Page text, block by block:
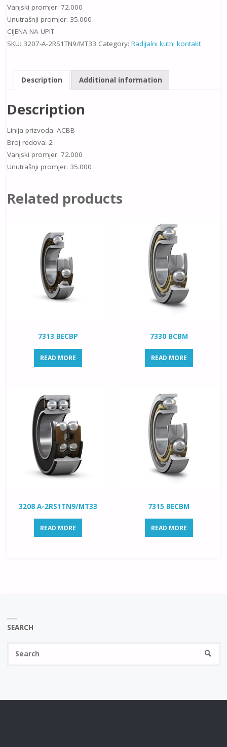
Vanjski promjer: 72.000
Unutrašnji promjer: 35.000
CIJENA NA UPIT
SKU: 3207-A-2RS1TN9/MT33 Category: Radijalni kutni kontakt
Description Additional information
Description
Linija prizvoda: ACBB
Broj redova: 2
Vanjski promjer: 72.000
Unutrašnji promjer: 35.000
Related products
7313 BECBP
READ MORE
7330 BCBM
READ MORE
3208 A-2RS1TN9/MT33
READ MORE
7315 BECBM
READ MORE
SEARCH